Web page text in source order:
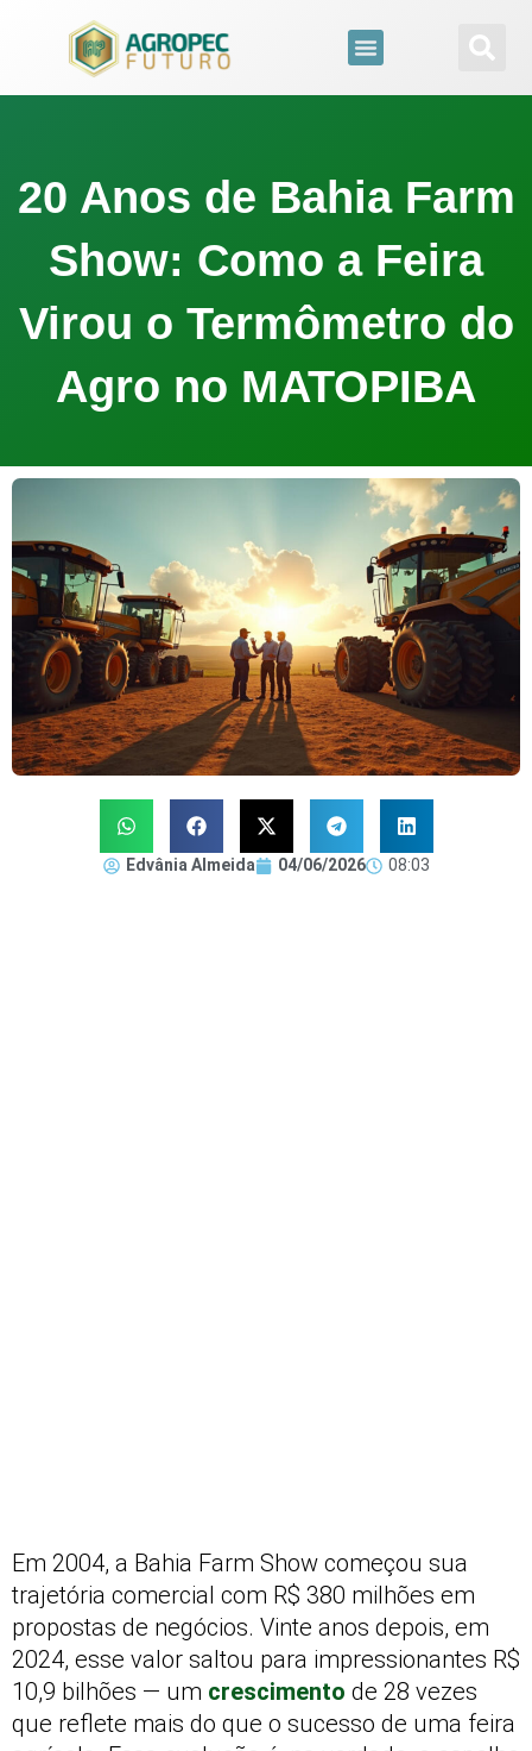
conteúdo
20 Anos de Bahia Farm
Show: Como a Feira
Virou o Termômetro do
Agro no MATOPIBA
Edvânia Almeida 04/06/2026 08:03
Em 2004, a Bahia Farm Show começou sua
trajetória comercial com R$ 380 milhões em
propostas de negócios. Vinte anos depois, em
2024, esse valor saltou para impressionantes R$
10,9 bilhões — um crescimento de 28 vezes
que reflete mais do que o sucesso de uma feira